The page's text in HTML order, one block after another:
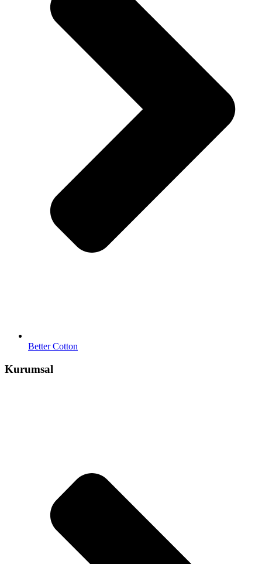
Better Cotton
Kurumsal